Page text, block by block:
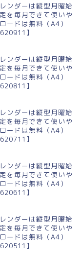
ンダーは縦型月曜始
を毎月できて使いや
ードは無料（A4）
】
ンダーは縦型月曜始
を毎月できて使いや
ードは無料（A4）
】
ンダーは縦型月曜始
を毎月できて使いや
ードは無料（A4）
】
ンダーは縦型月曜始
を毎月できて使いや
ードは無料（A4）
】
ンダーは縦型月曜始
を毎月できて使いや
ードは無料（A4）
】